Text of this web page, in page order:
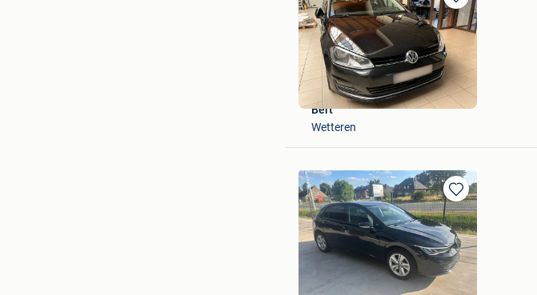
Bewaren
in
Mijn
Favorieten
Bert
Wetteren
Bewaren
in
Mijn
Favorieten